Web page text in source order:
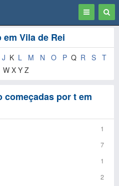
Toggle
navigation
Vila de Rei
J K L M N O P Q R S T
W X Y Z
começadas por t em
1
7
1
2